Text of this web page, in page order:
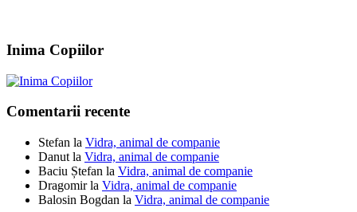
Inima Copiilor
Comentarii recente
Stefan la Vidra, animal de companie
Danut la Vidra, animal de companie
Baciu Ștefan la Vidra, animal de companie
Dragomirla Vidra, animal de companie
Balosin Bogdan la Vidra, animal de companie